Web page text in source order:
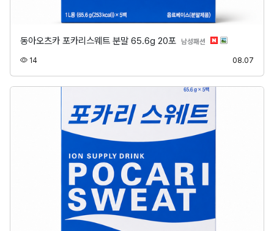
동아오츠카 포카리스웨트 분말 65.6g 20포 남성패션 분류
14조회 08.07